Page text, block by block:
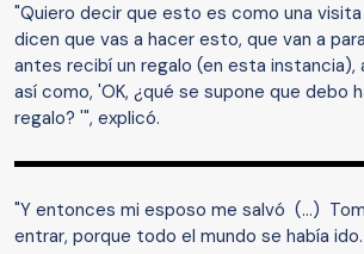
"Quiero decir que esto es como una
dicen que vas a hacer esto, que van a
antes recibí un regalo (en esta instancia),
así como, 'OK, ¿qué se supone que debo
regalo? '", explicó.
"Y entonces mi esposo me salvó (…)
entrar, porque todo el mundo se había